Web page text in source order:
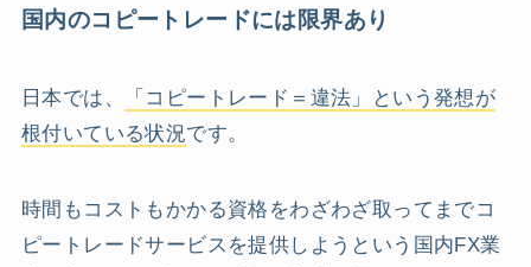
国内のコピートレードには限界あり
日本では、
「コピートレード＝違法」という発想が
根付いている状況です。
時間もコストもかかる資格をわざわざ取ってまでコ
ピートレードサービスを提供しようという国内FX業